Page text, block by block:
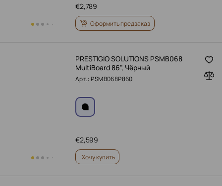
2,789
€
Оформить предзаказ
PRESTIGIO SOLUTIONS PSMB068
MultiBoard 86", Чёрный
Арт.: PSMB068P860
2,599
€
Хочу купить